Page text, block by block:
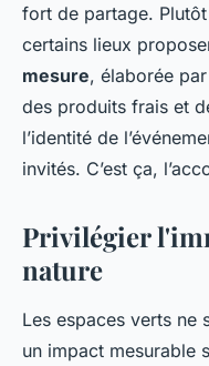
fort de partage.
certains lieux
mesure, élaborée
des produits frais et
l’identité de
invités. C’est ça,
Privilégier
nature
Les espaces verts ne
un impact mesurable